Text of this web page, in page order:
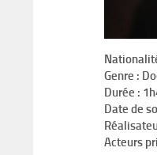
Genre :
Durée :
Date de
Acteurs